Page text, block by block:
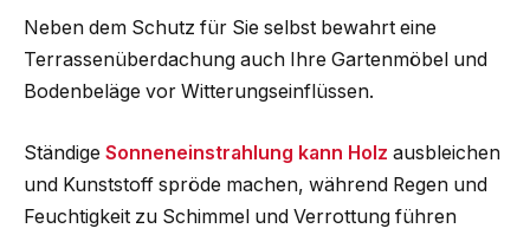
Neben dem Schutz für Sie selbst bewahrt eine
Terrassenüberdachung auch Ihre Gartenmöbel und
Bodenbeläge vor Witterungseinflüssen.
Ständige Sonneneinstrahlung kann Holz ausbleichen
und Kunststoff spröde machen, während Regen und
Feuchtigkeit zu Schimmel und Verrottung führen